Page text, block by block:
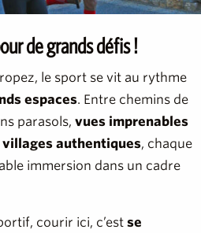
de grands défis !
le sport se vit au rythme
espaces. Entre chemins de
parasols, vues imprenables
authentiques, chaque
immersion dans un cadre
courir ici, c’est se